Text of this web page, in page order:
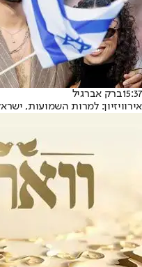
15:37ברק אברגיל
אירוויזיון: למרות השמועות,